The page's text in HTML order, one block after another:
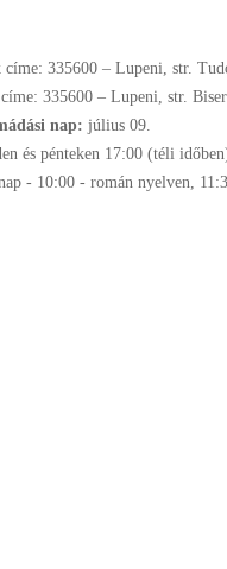
címe: 335600 – Lupeni, str.
335600 – Lupeni, str.
nap: július 09.
és pénteken 17:00 (téli
- 10:00 - román nyelven,